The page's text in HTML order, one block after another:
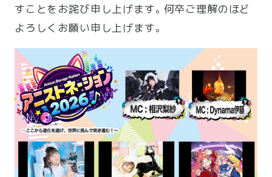
すことをお詫び申 し上げます。何卒ご理解のほど
よろしくお願い申し上げます。